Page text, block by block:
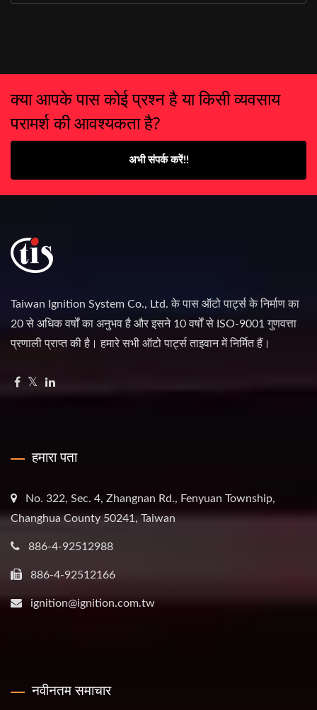
क्या आपके पास कोई प्रश्न है या किसी व्यवसाय
परामर्श की आवश्यकता है?
अभी संपर्क करें!!
Taiwan Ignition System Co., Ltd. के पास ऑटो पार्ट्स के निर्माण का
20 से अधिक वर्षों का अनुभव है और इसने 10 वर्षों से ISO-9001 गुणवत्ता
प्रणाली प्राप्त की है। हमारे सभी ऑटो पार्ट्स ताइवान में निर्मित हैं।
हमारा पता
No. 322, Sec. 4, Zhangnan Rd., Fenyuan Township,
Changhua County 50241, Taiwan
886-4-92512988
886-4-92512166
ignition@ignition.com.tw
नवीनतम समाचार